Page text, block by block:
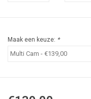
Maak een keuze: *